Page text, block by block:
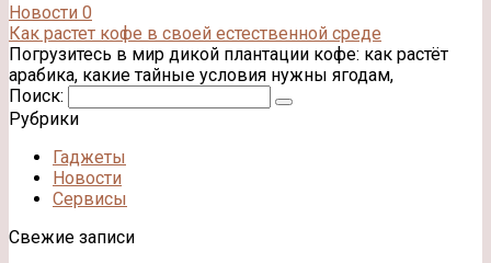
Новости 0
Как растет кофе в своей естественной среде
Погрузитесь в мир дикой плантации кофе: как растёт
арабика, какие тайные условия нужны ягодам,
Поиск:
Рубрики
Гаджеты
Новости
Сервисы
Свежие записи